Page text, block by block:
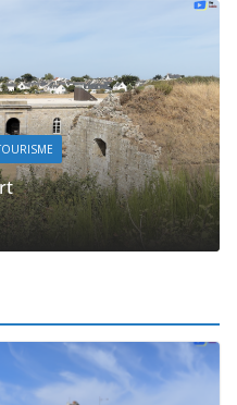
de la Lande